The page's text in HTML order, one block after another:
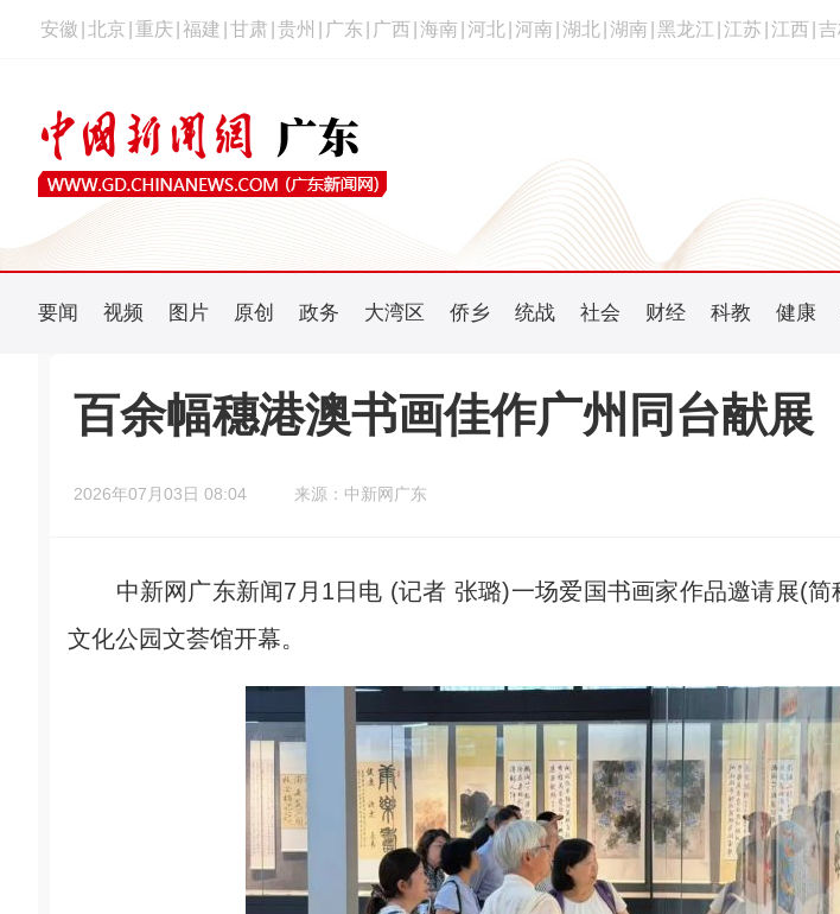
安徽 北京 重庆 福建 甘肃 贵州 广东 广西 海南 河北 河南 湖北 湖南 黑龙江 江苏 江西
要闻 视频 图片 原创 政务 大湾区 侨乡 统战 社会 财经 科教 健康
百余幅穗港澳书画佳作广州同台献展
2026年07月03日 08:04 来源：中新网广东
中新网广东新闻7月1日电 (记者 张璐)一场爱国书画家作品邀请展(简
文化公园文荟馆开幕。